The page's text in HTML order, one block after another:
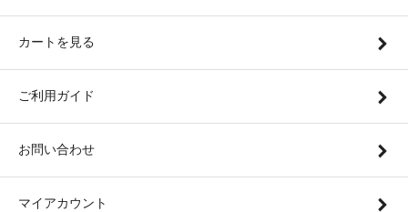
カートを見る
ご利用ガイド
お問い合わせ
マイアカウント